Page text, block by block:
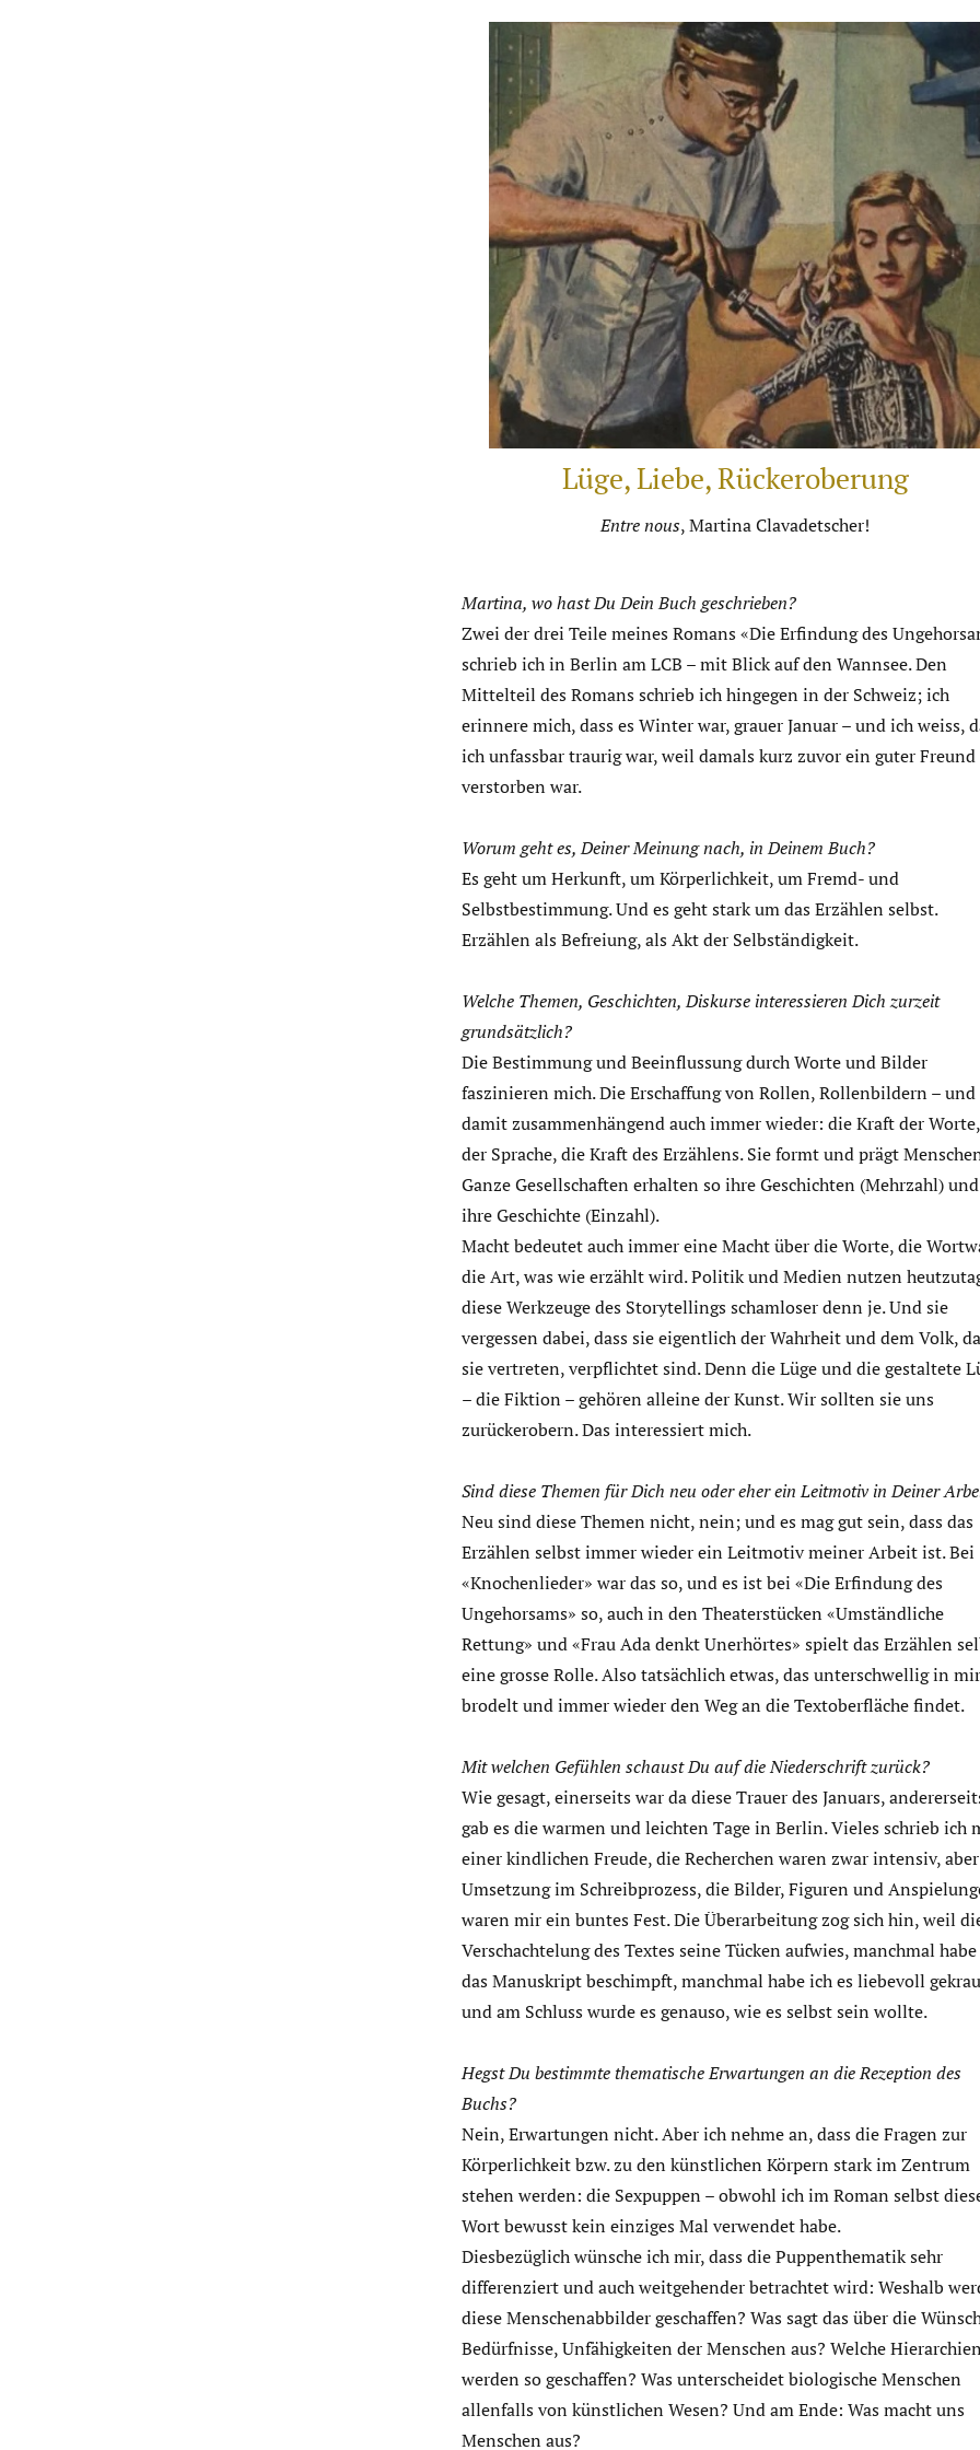
Lüge, Liebe, Rückeroberung
Entre nous, Martina Clavadetscher!
Martina, wo hast Du Dein Buch geschrieben?
Zwei der drei Teile meines Romans «Die Erfindung des
schrieb ich in Berlin am LCB – mit Blick auf den Wannsee. Den
Mittelteil des Romans schrieb ich hingegen in der Schweiz; ich
erinnere mich, dass es Winter war, grauer Januar – und ich weiss,
ich unfassbar traurig war, weil damals kurz zuvor ein guter Freund
verstorben war.
Worum geht es, Deiner Meinung nach, in Deinem Buch?
Es geht um Herkunft, um Körperlichkeit, um Fremd- und
Selbstbestimmung. Und es geht stark um das Erzählen selbst.
Erzählen als Befreiung, als Akt der Selbständigkeit.
Welche Themen, Geschichten, Diskurse interessieren Dich zurzeit
grundsätzlich?
Die Bestimmung und Beeinflussung durch Worte und Bilder
faszinieren mich. Die Erschaffung von Rollen, Rollenbildern – und
damit zusammenhängend auch immer wieder: die Kraft der Worte,
der Sprache, die Kraft des Erzählens. Sie formt und prägt
Ganze Gesellschaften erhalten so ihre Geschichten (Mehrzahl) und
ihre Geschichte (Einzahl).
Macht bedeutet auch immer eine Macht über die Worte, die
die Art, was wie erzählt wird. Politik und Medien nutzen
diese Werkzeuge des Storytellings schamloser denn je. Und sie
vergessen dabei, dass sie eigentlich der Wahrheit und dem Volk,
sie vertreten, verpflichtet sind. Denn die Lüge und die gestaltete
– die Fiktion – gehören alleine der Kunst. Wir sollten sie uns
zurückerobern. Das interessiert mich.
Sind diese Themen für Dich neu oder eher ein Leitmotiv in Deiner
Neu sind diese Themen nicht, nein; und es mag gut sein, dass das
Erzählen selbst immer wieder ein Leitmotiv meiner Arbeit ist. Bei
«Knochenlieder» war das so, und es ist bei «Die Erfindung des
Ungehorsams» so, auch in den Theaterstücken «Umständliche
Rettung» und «Frau Ada denkt Unerhörtes» spielt das Erzählen
eine grosse Rolle. Also tatsächlich etwas, das unterschwellig in mir
brodelt und immer wieder den Weg an die Textoberfläche findet.
Mit welchen Gefühlen schaust Du auf die Niederschrift zurück?
Wie gesagt, einerseits war da diese Trauer des Januars,
gab es die warmen und leichten Tage in Berlin. Vieles schrieb ich
einer kindlichen Freude, die Recherchen waren zwar intensiv,
Umsetzung im Schreibprozess, die Bilder, Figuren und
waren mir ein buntes Fest. Die Überarbeitung zog sich hin, weil
Verschachtelung des Textes seine Tücken aufwies, manchmal
das Manuskript beschimpft, manchmal habe ich es liebevoll
und am Schluss wurde es genauso, wie es selbst sein wollte.
Hegst Du bestimmte thematische Erwartungen an die Rezeption des
Buchs?
Nein, Erwartungen nicht. Aber ich nehme an, dass die Fragen zur
Körperlichkeit bzw. zu den künstlichen Körpern stark im Zentrum
stehen werden: die Sexpuppen – obwohl ich im Roman selbst
Wort bewusst kein einziges Mal verwendet habe.
Diesbezüglich wünsche ich mir, dass die Puppenthematik sehr
differenziert und auch weitgehender betrachtet wird: Weshalb
diese Menschenabbilder geschaffen? Was sagt das über die
Bedürfnisse, Unfähigkeiten der Menschen aus? Welche Hierarchien
werden so geschaffen? Was unterscheidet biologische Menschen
allenfalls von künstlichen Wesen? Und am Ende: Was macht uns
Menschen aus?